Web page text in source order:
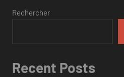
Rechercher
Recent Posts